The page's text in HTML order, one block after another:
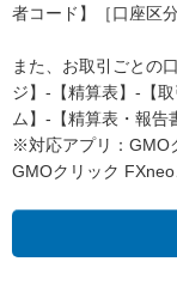
者コード】［口座区
また、お取引ごとの
ジ】-【精算表】-【
ム】-【精算表・報告
※対応アプリ：GMO
GMOクリック